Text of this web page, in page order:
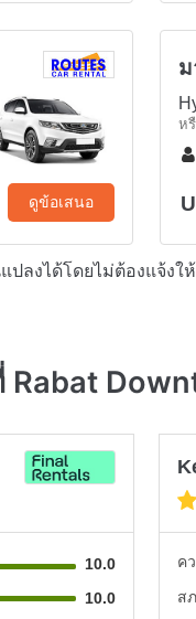
ดูข้อเสนอ
ห
ปลงได้โดยไม่ต้องแจ้งใ
Rabat
10.0
10.0
ค
ส